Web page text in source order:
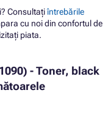
Consultațiîntrebările
cu noi din confortul de
piata.
- Toner, black